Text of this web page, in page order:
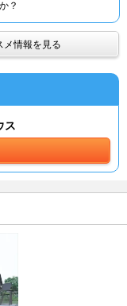
？
メ情報を見る
ス